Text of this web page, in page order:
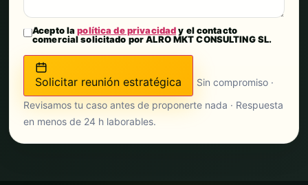
Acepto lapolítica de privacidady el contacto
comercial solicitado por ALRO MKT CONSULTING SL.
Solicitar reunión estratégica
Sin compromiso ·
Revisamos tu caso antes de proponerte nada · Respuesta
en menos de 24 h laborables.